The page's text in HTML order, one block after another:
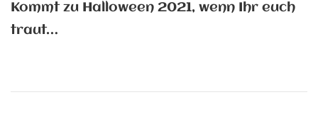
Kommt zu Halloween 2021, wenn Ihr euch
traut…